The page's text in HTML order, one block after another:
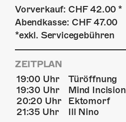
Vorverkauf: CHF 42.00 *
Abendkasse: CHF 47.00
*exkl. Servicegebühren
ZEITPLAN
19:00 Uhr
Türöffnung
19:30 Uhr
Mind Incision
20:20 Uhr
Ektomorf
21:35 Uhr
Ill Nino